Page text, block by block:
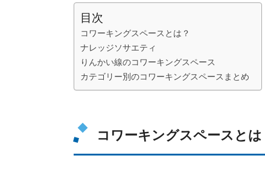
目次
コワーキングスペースとは？
ナレッジソサエティ
りんかい線のコワーキングスペース
カテゴリー別のコワーキングスペースまとめ
コワーキングスペースとは